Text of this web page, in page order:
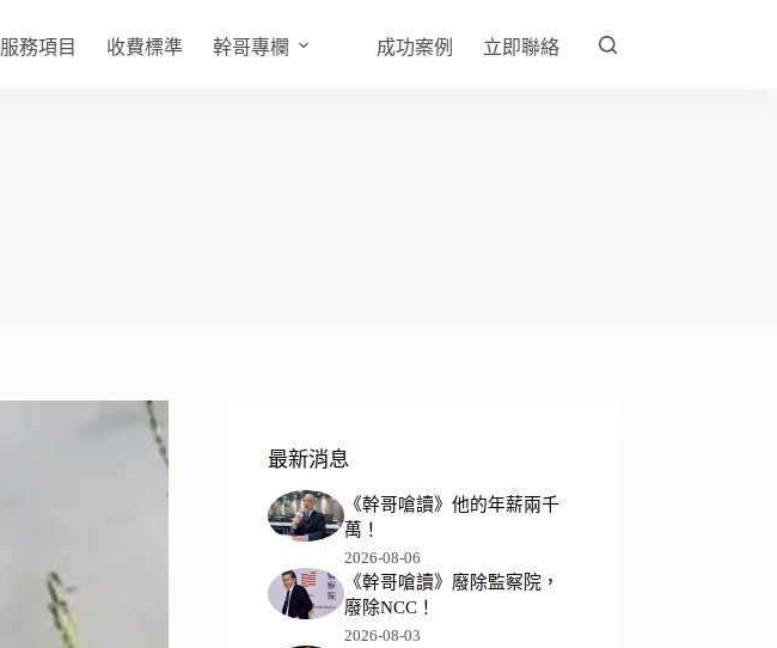
服務項目 收費標準 幹哥專欄 成功案例 立即聯絡
最新消息
《幹哥嗆讀》他的年薪兩千
萬！
2026-08-06
《幹哥嗆讀》廢除監察院，
廢除NCC！
2026-08-03